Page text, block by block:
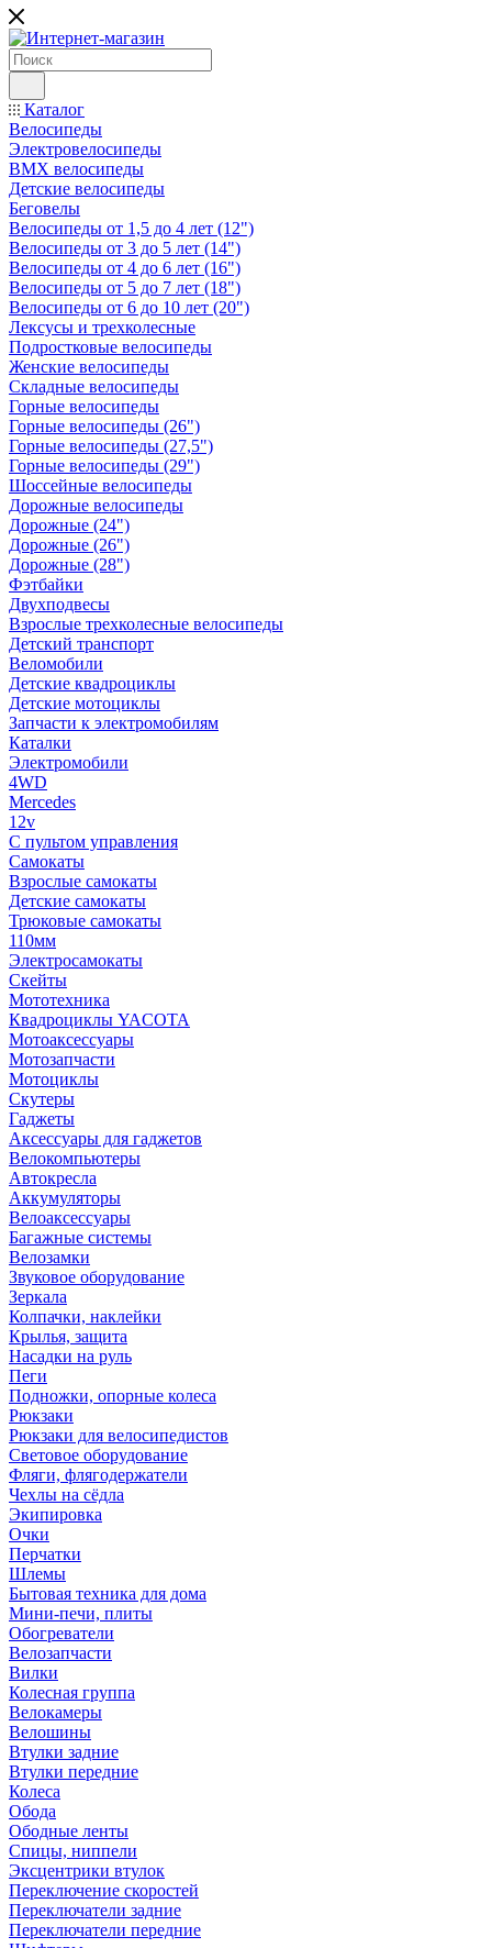
Каталог
Велосипеды
Электровелосипеды
BMX велосипеды
Детские велосипеды
Беговелы
Велосипеды от 1,5 до 4 лет (12")
Велосипеды от 3 до 5 лет (14")
Велосипеды от 4 до 6 лет (16")
Велосипеды от 5 до 7 лет (18")
Велосипеды от 6 до 10 лет (20")
Лексусы и трехколесные
Подростковые велосипеды
Женские велосипеды
Складные велосипеды
Горные велосипеды
Горные велосипеды (26")
Горные велосипеды (27,5")
Горные велосипеды (29")
Шоссейные велосипеды
Дорожные велосипеды
Дорожные (24")
Дорожные (26")
Дорожные (28")
Фэтбайки
Двухподвесы
Взрослые трехколесные велосипеды
Детский транспорт
Веломобили
Детские квадроциклы
Детские мотоциклы
Запчасти к электромобилям
Каталки
Электромобили
4WD
Mercedes
12v
С пультом управления
Самокаты
Взрослые самокаты
Детские самокаты
Трюковые самокаты
110мм
Электросамокаты
Скейты
Мототехника
Квадроциклы YACOTA
Мотоаксессуары
Мотозапчасти
Мотоциклы
Скутеры
Гаджеты
Аксессуары для гаджетов
Велокомпьютеры
Автокресла
Аккумуляторы
Велоаксессуары
Багажные системы
Велозамки
Звуковое оборудование
Зеркала
Колпачки, наклейки
Крылья, защита
Насадки на руль
Пеги
Подножки, опорные колеса
Рюкзаки
Рюкзаки для велосипедистов
Световое оборудование
Фляги, флягодержатели
Чехлы на сёдла
Экипировка
Очки
Перчатки
Шлемы
Бытовая техника для дома
Мини-печи, плиты
Обогреватели
Велозапчасти
Вилки
Колесная группа
Велокамеры
Велошины
Втулки задние
Втулки передние
Колеса
Обода
Ободные ленты
Спицы, ниппели
Эксцентрики втулок
Переключение скоростей
Переключатели задние
Переключатели передние